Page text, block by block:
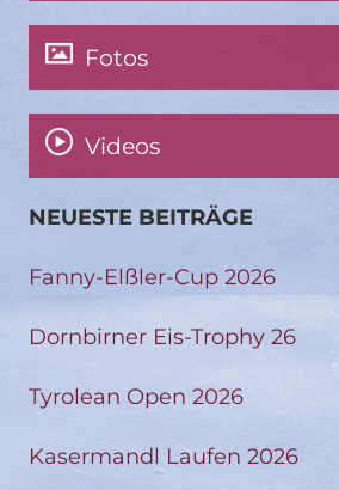
Fotos
Videos
NEUESTE BEITRÄGE
Fanny-Elßler-Cup 2026
Dornbirner Eis-Trophy 26
Tyrolean Open 2026
Kasermandl Laufen 2026